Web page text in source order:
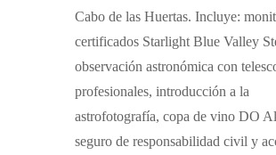
Cabo de las Huertas. Incluye: m
certificados Starlight Blue Valley
observación astronómica con
profesionales, introducción a la
astrofotografía, copa de vino DO
seguro de responsabilidad civil y